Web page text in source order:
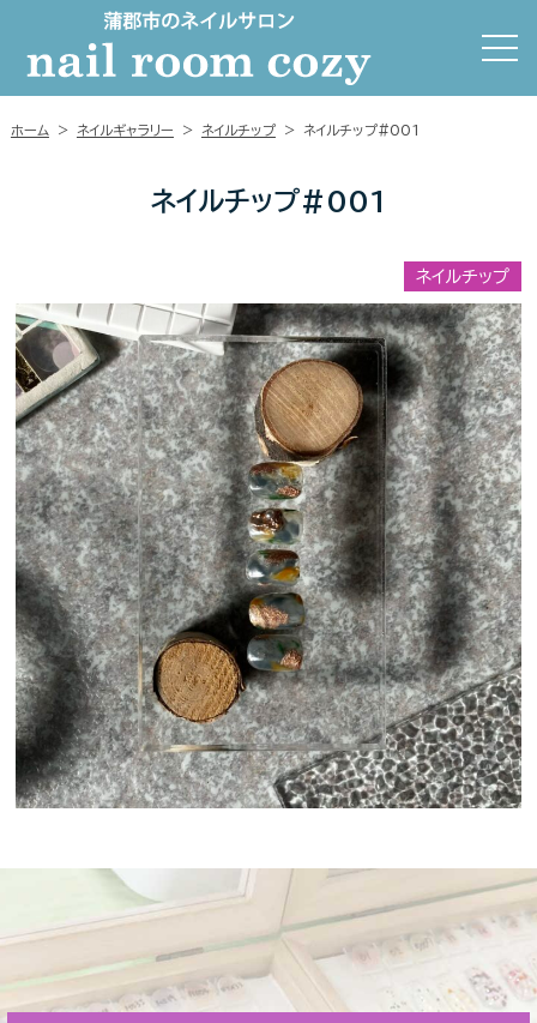
ホーム > ネイルギャラリー > ネイルチップ > ネイルチップ#001
ネイルチップ#001
ネイルチップ